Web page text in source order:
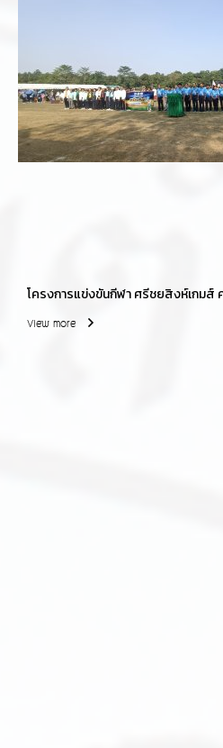
โครงการแข่งขันกีฬา ศรีชยสิงห์เกมส์
View more